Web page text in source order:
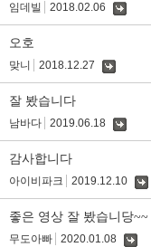
임데빌 2018.02.06
오호
맞니 2018.12.27
잘 봤습니다
남바다 2019.06.18
감사합니다
아이비파크 2019.12.10
좋은 영상 잘 봤습니당~~
무도아빠 2020.01.08